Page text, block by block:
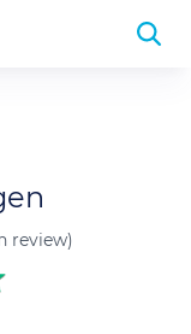
review)